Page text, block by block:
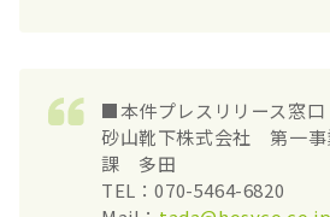
■本件プレスリリース窓口
砂山靴下株式会社 第一
課 多田
TEL：070-5464-6820